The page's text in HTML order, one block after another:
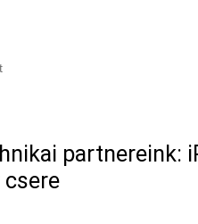
partnereink: